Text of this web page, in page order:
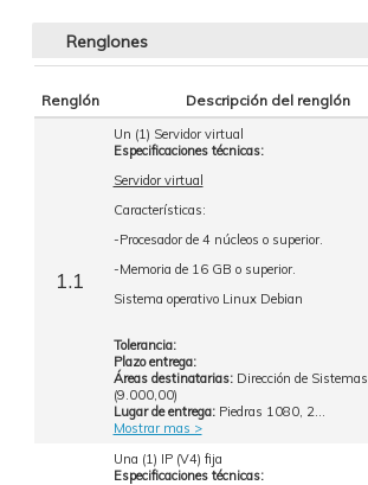
Renglones
Renglón Descripción del renglón
1.1
Un (1) Servidor virtual
Especificaciones técnicas:
Servidor virtual
Características:
-Procesador de 4 núcleos o superior.
-Memoria de 16 GB o superior.
Sistema operativo Linux Debian
Tolerancia:
Plazo entrega:
Áreas destinatarias: Dirección de Sistemas
(9.000,00)
Lugar de entrega: Piedras 1080, 2...
Mostrar mas >
Una (1) IP (V4) fija
Especificaciones técnicas: